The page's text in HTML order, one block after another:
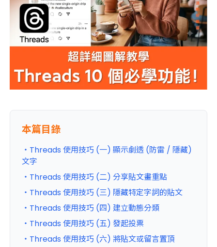
本篇目錄
・Threads 使用技巧 (一) 顯示劇透 (防雷 / 隱藏)
文字
・Threads 使用技巧 (二) 分享貼文畫重點
・Threads 使用技巧 (三) 隱藏特定字詞的貼文
・Threads 使用技巧 (四) 建立動態分類
・Threads 使用技巧 (五) 發起投票
・Threads 使用技巧 (六) 將貼文或留言置頂